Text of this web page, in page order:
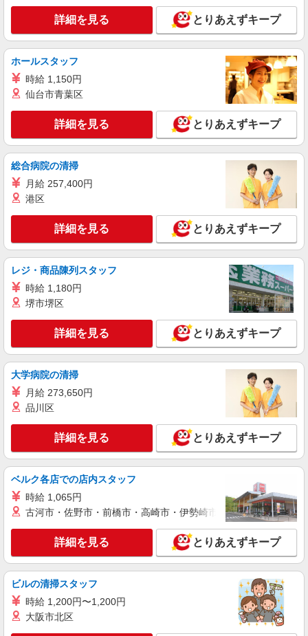
別途支給（規定あり） ゜+゜・。○。・゜+゜・。
○。・゜+゜ 入社祝い金10万円支給(規定有) お友達
を紹介頂くと, インセンティブ支給(規定有) ゜・。
○。・゜+゜・。○。・゜+゜
長崎県長崎市のsoftbankショップ
キープ 詳細を見る
紹介予定派遣
株式会社シエロ
【楽天モバイル】人気機種に詳しくなれる携帯
月給：245250円〜319150円 ＋賞与年2回＋イ
ンセンティブ ※経験・能力による ※残業代支給
+゜・。○。・゜+゜ 入社祝い金10万円支給(規定
有) お友達を紹介頂くと, インセンティブ支給(規定
有) ゜・。○。・゜+゜・。○。・゜+゜
長崎県長崎市の楽天モバイルショップ
詳細を見る
紹介予定派遣
株式会社シエロ
スマホ携帯販売【ワイモバイル】
時給1400円〜1450円（経験・能力による） ※
残業代支給 ★交通費別途支給（規定あり） ゜
+゜・。○。・゜+゜・。○。・゜+゜ 入社祝い金10
ィブ支給(規定有) ★月2回払い・週払い可能（規程
有）★ ゜・。○。・゜+゜・。○。・゜+゜
キープ 詳細を見る
紹介予定派遣
株式会社シエロ
【softbank】の携帯販売スタッフ
月給209721円〜256438円（経験・能力によ
当） ＊時間外手当は時間外労働の有無にかかわら
ず、固定残業代として支給し、相当時間を超える
時間外労働分は法定どおり追加で支給します。 ※
給（規定あり） ゜+゜・。○。・゜+゜・。
○。・゜+゜ 入社祝い金10万円支給(規定有) お友達
を紹介頂くと, インセンティブ支給(規定有) ゜・。
○。・゜+゜・。○。・゜+゜
長崎県長崎市のsoftbankショップ
キープ 詳細を見る
派遣社員
株式会社シエロ
スマホ携帯販売【ドコモ】
時給1400円〜1600円（経験・能力による） ※
残業代支給 ★交通費別途支給（規定あり） ゜
+゜・。○。・゜+゜・。○。・゜+゜ 入社祝い金10
万円支給(規定有) お友達を紹介頂くと, インセンテ
ィブ支給(規定有) ★月2回払い・週払い可能（規程
有）★ ゜・。○。・゜+゜・。○。・゜+゜
キープ 詳細を見る
詳細を見る とりあえずキープ
ホールスタッフ
時給 1,150円
仙台市青葉区
詳細を見る とりあえずキープ
総合病院の清掃
月給 257,400円
港区
詳細を見る とりあえずキープ
レジ・商品陳列スタッフ
時給 1,180円
堺市堺区
詳細を見る とりあえずキープ
大学病院の清掃
月給 273,650円
品川区
詳細を見る とりあえずキープ
ベルク各店での店内スタッフ
時給 1,065円
古河市・佐野市・前橋市・高崎市・伊勢崎市・太田市・館林市
詳細を見る とりあえずキープ
ビルの清掃スタッフ
時給 1,200円〜1,200円
大阪市北区